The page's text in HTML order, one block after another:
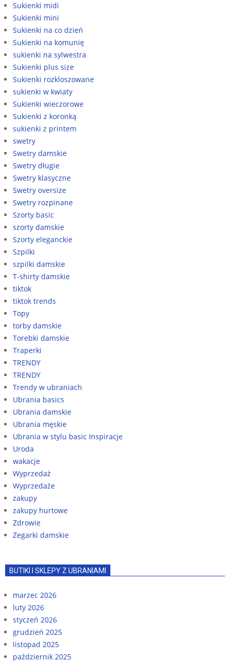
Sukienki midi
Sukienki mini
Sukienki na co dzień
Sukienki na komunię
sukienki na sylwestra
Sukienki plus size
Sukienki rozkloszowane
sukienki w kwiaty
Sukienki wieczorowe
Sukienki z koronką
sukienki z printem
swetry
Swetry damskie
Swetry długie
Swetry klasyczne
Swetry oversize
Swetry rozpinane
Szorty basic
szorty damskie
Szorty eleganckie
Szpilki
szpilki damskie
T-shirty damskie
tiktok
tiktok trends
Topy
torby damskie
Torebki damskie
Traperki
TRENDY
TRENDY
Trendy w ubraniach
Ubrania basics
Ubrania damskie
Ubrania męskie
Ubrania w stylu basic Inspiracje
Uroda
wakacje
Wyprzedaż
Wyprzedaże
zakupy
zakupy hurtowe
Zdrowie
Zegarki damskie
BUTIKI I SKLEPY Z UBRANIAMI
marzec 2026
luty 2026
styczeń 2026
grudzień 2025
listopad 2025
październik 2025